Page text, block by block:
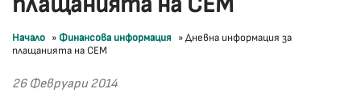
Начало » Финансова информация »Дневна информация за
плащанията на СЕМ
26 Февруари 2014